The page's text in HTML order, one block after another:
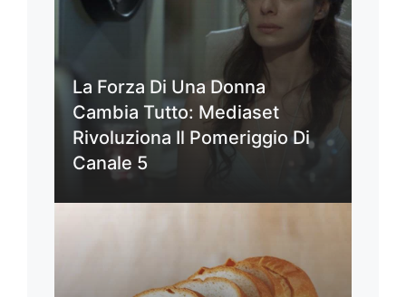
La Forza Di Una Donna
Cambia Tutto: Mediaset
Rivoluziona Il Pomeriggio Di
Canale 5